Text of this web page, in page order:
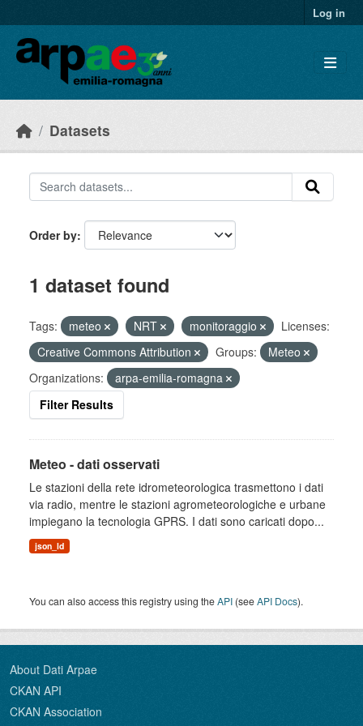
Log in
Datasets
Order by
1 dataset found
Tags: meteo NRT monitoraggio
Licenses:
Creative Commons Attribution
Groups:
Meteo
Organizations:
arpa-emilia-romagna
Filter Results
Meteo - dati osservati
Le stazioni della rete idrometeorologica trasmettono i dati
via radio, mentre le stazioni agrometeorologiche e urbane
impiegano la tecnologia GPRS. I dati sono caricati dopo...
json_ld
You can also access this registry using theAPI (seeAPI Docs).
About Dati Arpae
CKAN API
CKAN Association